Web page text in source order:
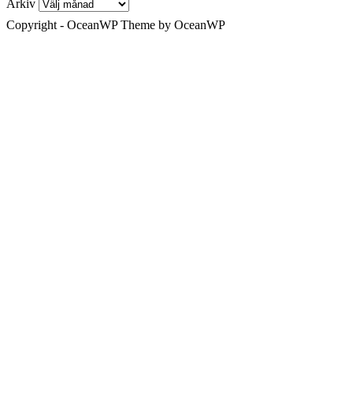
Arkiv
Copyright - OceanWP Theme by OceanWP